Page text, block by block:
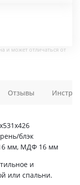
и может отличаться от
блэк
мм, МДФ 16 мм
и
или спальни.
Отзывы